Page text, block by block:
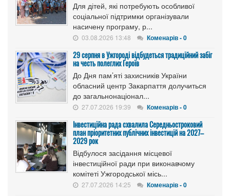
Для дітей, які потребують особливої
соціальної підтримки організували
насичену програму, р...
03.08.2026 13:48 Коменарів - 0
29 серпня в Ужгороді відбудеться традиційний забіг
на честь полеглих Героїв
До Дня пам’яті захисників України
обласний центр Закарпаття долучиться
до загальнонаціонал...
27.07.2026 19:39 Коменарів - 0
Інвестиційна рада схвалила Середньостроковий
план пріоритетних публічних інвестицій на 2027–
2029 рок
Відбулося засідання місцевої
інвестиційної ради при виконавчому
комітеті Ужгородської місь...
27.07.2026 14:25 Коменарів - 0